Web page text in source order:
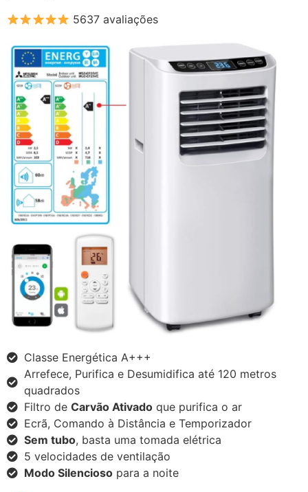
5637 avaliações
Classe Energética A+++
Arrefece, Purifica e Desumidifica até 120 metros
quadrados
Filtro de Carvão Ativado que purifica o ar
Ecrã, Comando à Distância e Temporizador
Sem tubo, basta uma tomada elétrica
5 velocidades de ventilação
Modo Silencioso para a noite